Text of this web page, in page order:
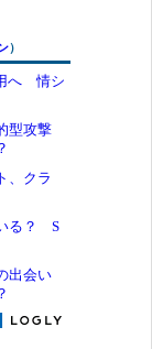
）
へ 情シ
型攻撃
、クラ
る？ S
出会い